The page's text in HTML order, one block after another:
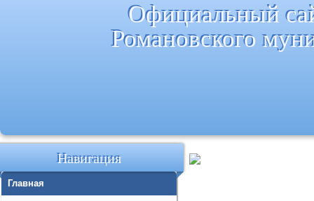
Официальный
Романовского
Навигация
Главная